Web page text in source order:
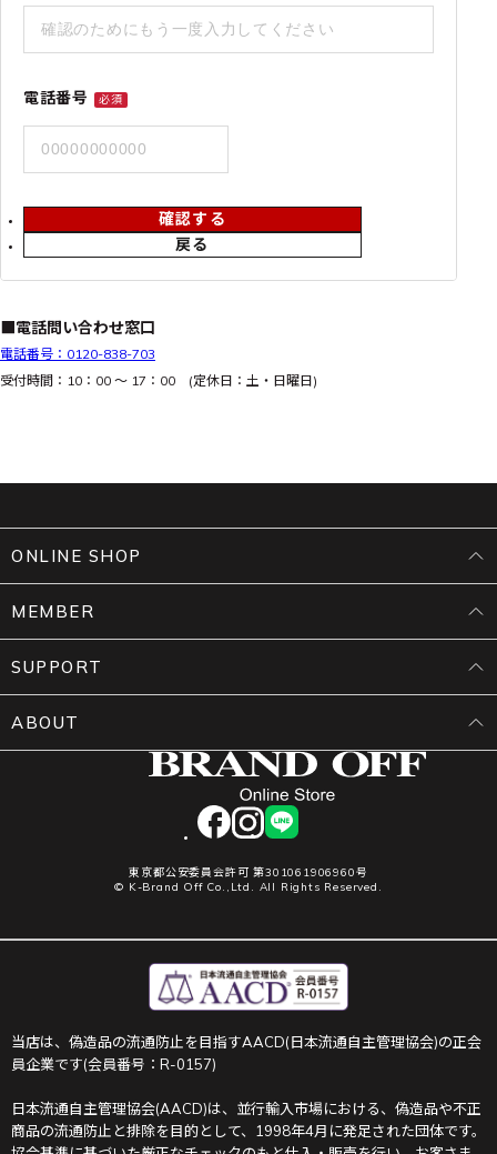
電話番号 必須
戻る
確認する
■電話問い合わせ窓口
電話番号：0120-838-703
受付時間：10：00 ～ 17：00 (定休日：土・日曜日)
facebookinstagram
LINE
東京都公安委員会許可 第301061906960号
© K-Brand Off Co.,Ltd. All Rights Reserved.
ONLINE SHOP
MEMBER
SUPPORT
ABOUT
当店は、偽造品の流通防止を目指すAACD(日本流通自主管理協会)の正会
員企業です(会員番号：R-0157)
日本流通自主管理協会(AACD)は、並行輸入市場における、偽造品や不正
商品の流通防止と排除を目的として、1998年4月に発足された団体です。